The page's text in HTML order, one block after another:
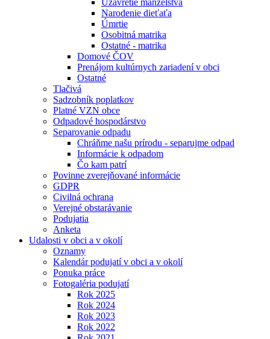
Uzavretie manželstva
Narodenie dieťaťa
Úmrtie
Osobitná matrika
Ostatné - matrika
Domové ČOV
Prenájom kultúrnych zariadení v obci
Ostatné
Tlačivá
Sadzobník poplatkov
Platné VZN obce
Odpadové hospodárstvo
Separovanie odpadu
Chráňme našu prírodu - separujme odpad
Informácie k odpadom
Čo kam patrí
Povinne zverejňované informácie
GDPR
Civilná ochrana
Verejné obstarávanie
Podujatia
Anketa
Udalosti v obci a v okolí
Oznamy
Kalendár podujatí v obci a v okolí
Ponuka práce
Fotogaléria podujatí
Rok 2025
Rok 2024
Rok 2023
Rok 2022